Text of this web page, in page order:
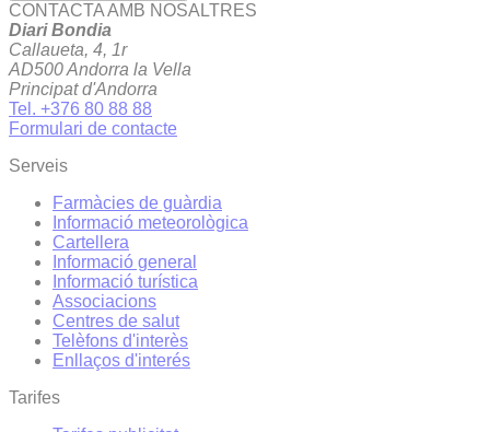
CONTACTA AMB NOSALTRES
Diari Bondia
Callaueta, 4, 1r
AD500 Andorra la Vella
Principat d'Andorra
Tel. +376 80 88 88
Formulari de contacte
Serveis
Farmàcies de guàrdia
Informació meteorològica
Cartellera
Informació general
Informació turística
Associacions
Centres de salut
Telèfons d'interès
Enllaços d'interés
Tarifes